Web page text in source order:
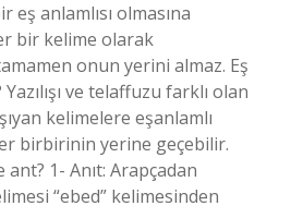
eş anlamlısı olmasına
bir kelime olarak
onun yerini almaz. Eş
ve telaffuzu farklı olan
kelimelere eşanlamlı
birbirinin yerine geçebilir.
ant? 1- Anıt: Arapçadan
“ebed” kelimesinden